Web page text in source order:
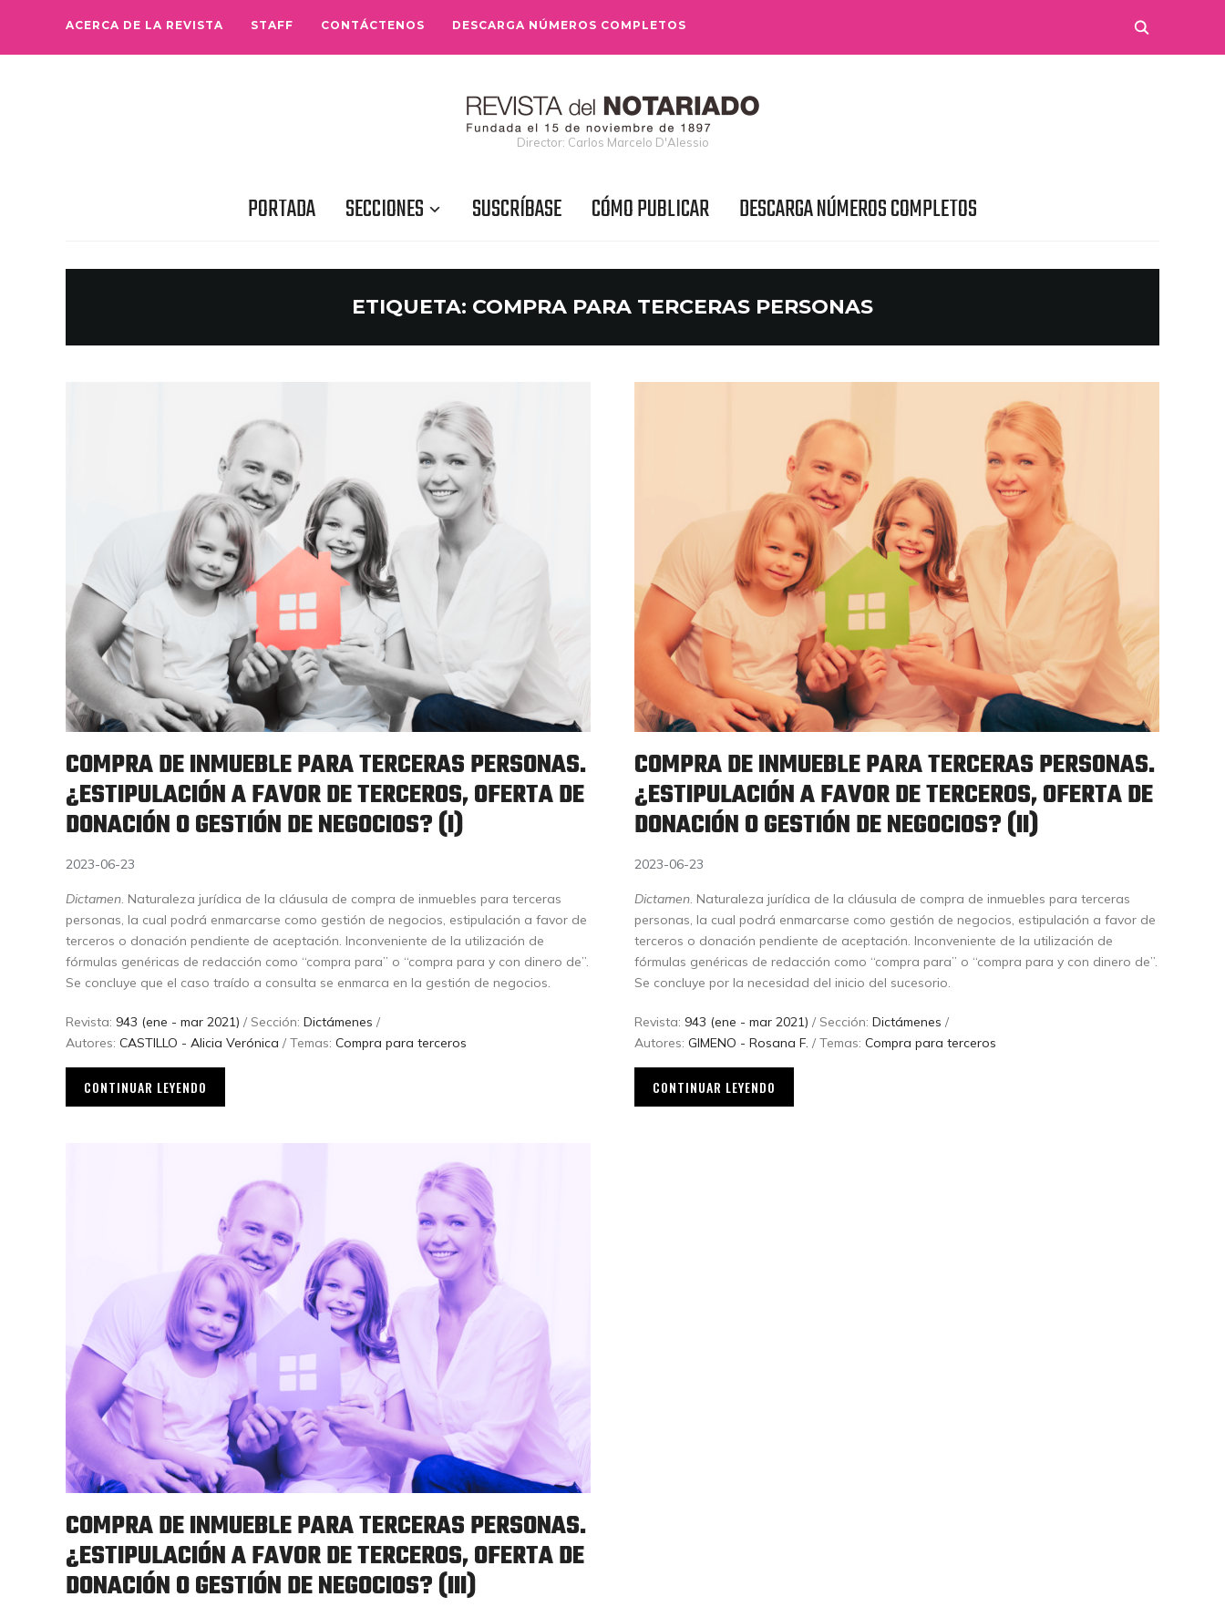
ACERCA DE LA REVISTA STAFF CONTÁCTENOS DESCARGA NÚMEROS COMPLETOS
Director: Carlos Marcelo D'Alessio
PORTADA SECCIONES SUSCRÍBASE CÓMO PUBLICAR DESCARGA NÚMEROS COMPLETOS
ETIQUETA: COMPRA PARA TERCERAS PERSONAS
COMPRA DE INMUEBLE PARA TERCERAS PERSONAS.
¿ESTIPULACIÓN A FAVOR DE TERCEROS, OFERTA DE
DONACIÓN O GESTIÓN DE NEGOCIOS? (I)
2023-06-23
Dictamen. Naturaleza jurídica de la cláusula de compra de inmuebles para terceras
personas, la cual podrá enmarcarse como gestión de negocios, estipulación a favor de
terceros o donación pendiente de aceptación. Inconveniente de la utilización de
fórmulas genéricas de redacción como “compra para” o “compra para y con dinero de”.
Se concluye que el caso traído a consulta se enmarca en la gestión de negocios.
Revista: 943 (ene - mar 2021) / Sección: Dictámenes /
Autores: CASTILLO - Alicia Verónica / Temas: Compra para terceros
CONTINUAR LEYENDO
COMPRA DE INMUEBLE PARA TERCERAS PERSONAS.
¿ESTIPULACIÓN A FAVOR DE TERCEROS, OFERTA DE
DONACIÓN O GESTIÓN DE NEGOCIOS? (II)
2023-06-23
Dictamen. Naturaleza jurídica de la cláusula de compra de inmuebles para terceras
personas, la cual podrá enmarcarse como gestión de negocios, estipulación a favor de
terceros o donación pendiente de aceptación. Inconveniente de la utilización de
fórmulas genéricas de redacción como “compra para” o “compra para y con dinero de”.
Se concluye por la necesidad del inicio del sucesorio.
Revista: 943 (ene - mar 2021) / Sección: Dictámenes /
Autores: GIMENO - Rosana F. / Temas: Compra para terceros
CONTINUAR LEYENDO
COMPRA DE INMUEBLE PARA TERCERAS PERSONAS.
¿ESTIPULACIÓN A FAVOR DE TERCEROS, OFERTA DE
DONACIÓN O GESTIÓN DE NEGOCIOS? (III)